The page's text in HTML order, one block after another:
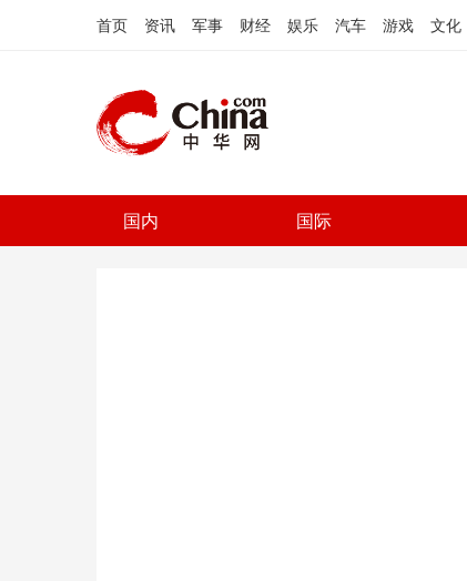
首页 资讯 军事 财经 娱乐 汽车 游戏 文化
国内 国际